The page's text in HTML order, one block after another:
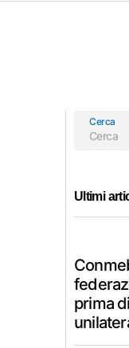
Cerca
Ultimi
prima